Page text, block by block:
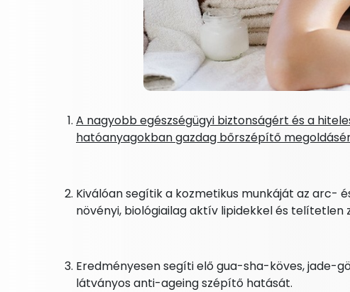
A nagyobb egészségügyi biztonságért és a
hatóanyagokban gazdag bőrszépítő
Kiválóan segítik a kozmetikus munkáját az arc-
növényi, biológiailag aktív lipidekkel és telítetlen
Eredményesen segíti elő gua-sha-köves, jade-
látványos anti-ageing szépítő hatását.